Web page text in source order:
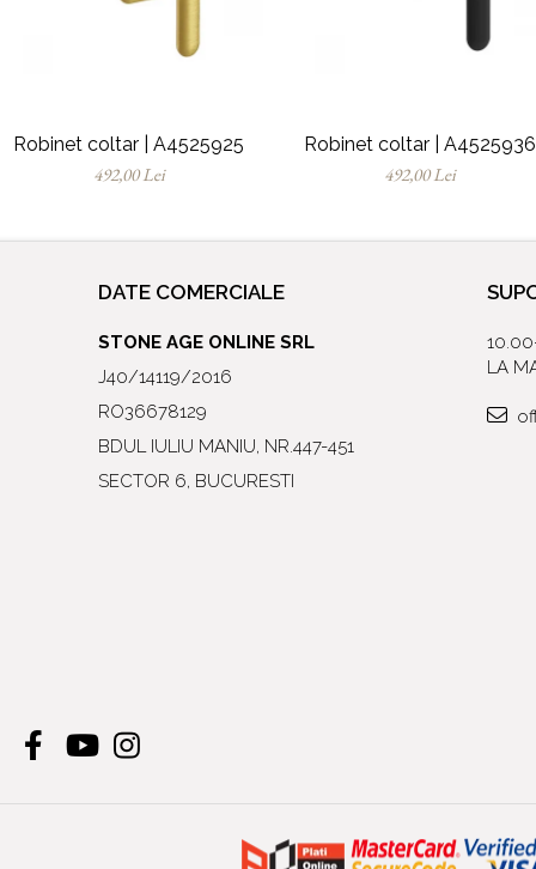
Robinet coltar | A4525925
492,00 Lei
Robinet coltar | A4525936
492,00 Lei
DATE COMERCIALE
STONE AGE ONLINE SRL
J40/14119/2016
RO36678129
BDUL IULIU MANIU, NR.447-451
SECTOR 6, BUCURESTI
LA